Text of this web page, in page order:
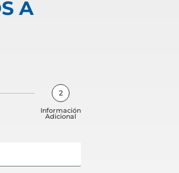
A
2
Información
Adicional